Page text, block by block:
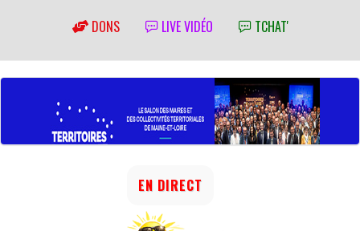
DONS LIVE VIDÉO TCHAT'
EN DIRECT